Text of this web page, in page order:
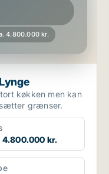
4.800.000 kr.
køkken men kan
sætter grænser.
4.800.000 kr.